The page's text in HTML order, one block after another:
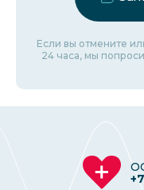
Если вы отмените
24 часа, мы